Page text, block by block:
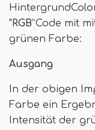
"RGB”Code mit
grünen Farbe:
Ausgang
In der obigen
Farbe ein
Intensität der